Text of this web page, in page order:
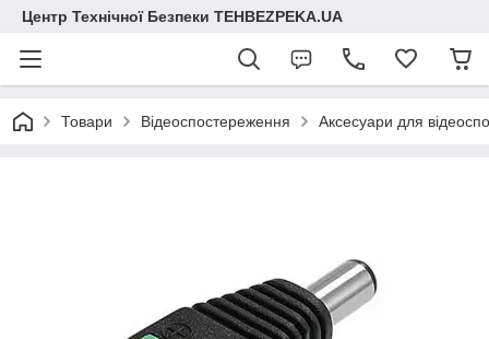
Центр Технічної Безпеки TEHBEZPEKA.UA
Товари Відеоспостереження Аксесуари для